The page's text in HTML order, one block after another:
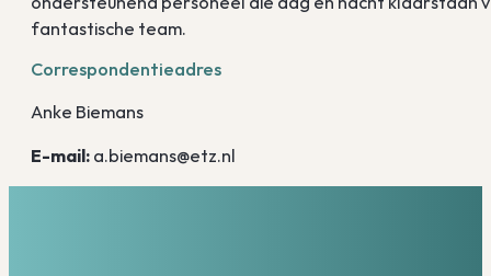
fantastische team.
Correspondentieadres
Anke Biemans
E-mail: a.biemans@etz.nl